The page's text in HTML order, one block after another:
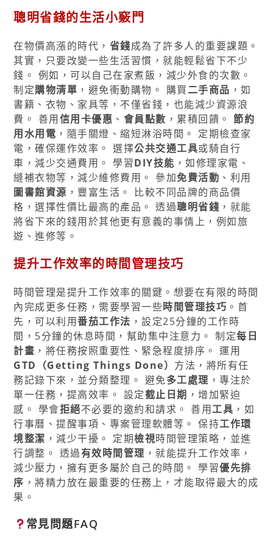
聰明省錢的生活小竅門
在物價高漲的時代， 省錢成為了許多人的重要課題。
其實，只要改變一些生活習慣，就能輕鬆省下不少
錢。 例如，可以自己在家煮飯，減少外食的次數。
制定購物清單 ，避免衝動購物。 購買二手商品 ，如
書籍、衣物、家具等，不僅省錢，也能減少資源浪
費。 善用信用卡優惠 、 會員點數 ，累積回饋。節約
用水用電 ，隨手關燈、縮短淋浴時間。 定期檢查家
電，確保運作效率。 選擇公共交通工具或騎自行
車，減少交通費用。 學習DIY技能 ，如修理家電、
縫補衣物等，減少維修費用。 參加免費活動 、利用
圖書館資源 ，豐富生活。 比較不同品牌的商品價
格，選擇性價比最高的產品。 透過聰明省錢 ，就能
將省下來的錢用於其他更有意義的事情上，例如旅
遊、進修等。
提升工作效率的時間管理技巧
時間管理是提升工作效率的關鍵。想要在有限的時間
內完成更多任務，需要學習一些時間管理技巧 。首
先，可以利用番茄工作法 ，設定25分鐘的工作時
間，5分鐘的休息時間，幫助集中注意力。 制定每日
計畫 ，將任務按照重要性、緊急程度排序。 運用
GTD（Getting Things Done） 方法，將所有任
務記錄下來，並分類整理。 避免多工處理 ，專注於
單一任務，提高效率。 設定截止日期 ，增加緊迫
感。 學會拒絕不必要的邀約和請求。 善用工具 ，如
行事曆、提醒事項、專案管理軟體等。 保持工作環
境整潔 ，減少干擾。 定期檢視時間管理策略，並進
行調整。 透過有效時間管理 ，就能提升工作效率，
減少壓力，擁有更多屬於自己的時間。 學習優先排
序 ，將精力放在最重要的任務上，才能取得最大的成
果。
常見問題FAQ